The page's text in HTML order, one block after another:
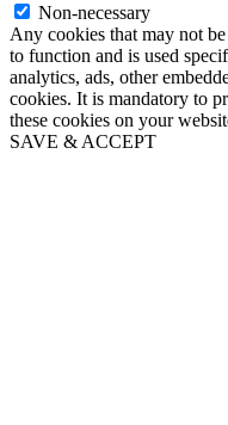
Non-necessary
Any cookies that may not
to function and is used
analytics, ads, other
cookies. It is mandatory to
these cookies on your
SAVE & ACCEPT